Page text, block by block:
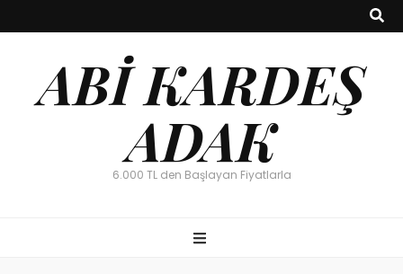
ABİ KARDEŞ
ADAK
6.000 TL den Başlayan Fiyatlarla